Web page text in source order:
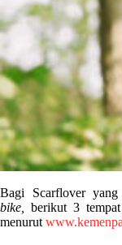
Bagi Scarflover
bike,
berikut 3
menurut